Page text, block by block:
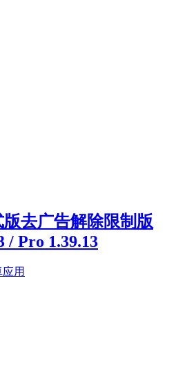
去广告解除限制版
/ Pro 1.39.13
用